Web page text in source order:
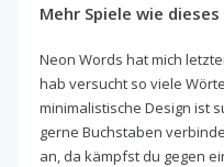
Mehr Spiele wie dieses
Neon Words hat mich
hab versucht so viele
minimalistische Design ist
gerne Buchstaben
an, da kämpfst du gegen